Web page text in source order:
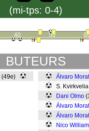
(mi-tps: 0-4)
40 50
BUTEURS
(49e)
Álvaro
S.
Dani Olmo
Álvaro
Álvaro
Nico